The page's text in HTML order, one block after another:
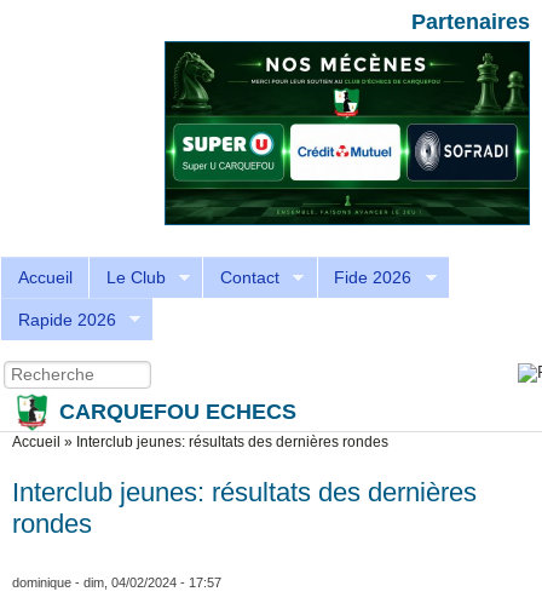
Partenaires
Accueil Le Club Contact Fide 2026
Rapide 2026
Formulaire de recherche
Recherche
CARQUEFOU ECHECS
Vous êtes ici
Accueil » Interclub jeunes: résultats des dernières rondes
Interclub jeunes: résultats des dernières
rondes
dominique - dim, 04/02/2024 - 17:57